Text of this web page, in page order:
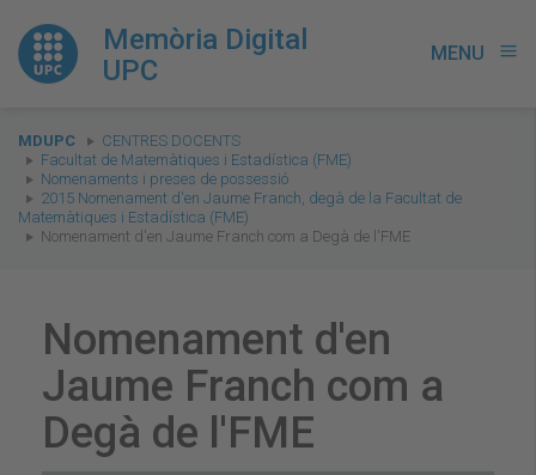
Memòria Digital
UPC
MENU menu
You
are
here:
MDUPC
CENTRES DOCENTS
Facultat de Matemàtiques i Estadística (FME)
Nomenaments i preses de possessió
2015 Nomenament d'en Jaume Franch, degà de la Facultat de
Matemàtiques i Estadística (FME)
Nomenament d'en Jaume Franch com a Degà de l'FME
Nomenament d'en
Jaume Franch com a
Degà de l'FME